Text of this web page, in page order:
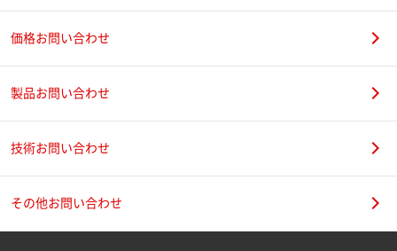
価格お問い合わせ
製品お問い合わせ
技術お問い合わせ
その他お問い合わせ